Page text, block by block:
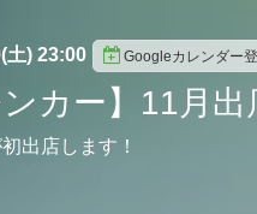
土) 23:00 Googleカレンダー
ンカー】11月
出店します！